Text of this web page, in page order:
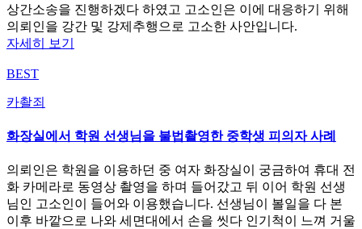
상간소송을 진행하겠다 하였고 고소인은 이에 대응하기 위해
의뢰인을 강간 및 강제추행으로 고소한 사안입니다.
자세히 보기
BEST
카촬죄
화장실에서 학원 선생님을 불법촬영한 중학생 피의자 사례
의뢰인은 학원을 이용하던 중 여자 화장실이 궁금하여 휴대 전
화 카메라로 동영상 촬영을 하며 들어갔고 뒤 이어 학원 선생
님인 고소인이 들어와 이용했습니다. 선생님이 볼일을 다 본
이후 바깥으로 나와 세면대에서 손을 씻다 인기척이 느껴 거울